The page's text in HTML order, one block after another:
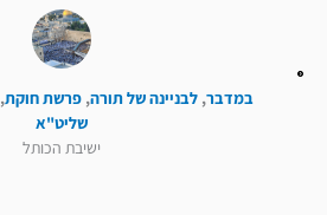
במדבר, לבניינה של תורה, פרשת חוקת,
שליט"א
ישיבת הכותל